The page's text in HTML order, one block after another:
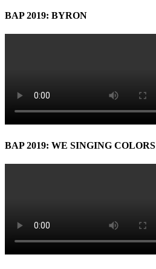
BAP 2019: BYRON
BAP 2019: WE SINGING COLORS